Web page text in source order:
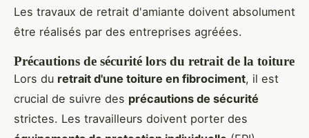
Les travaux de retrait d'amiante doivent absolument
être réalisés par des entreprises agréées.
Précautions de sécurité lors du retrait de la toiture
Lors du retrait d'une toiture en fibrociment, il est
crucial de suivre des précautions de sécurité
strictes. Les travailleurs doivent porter des